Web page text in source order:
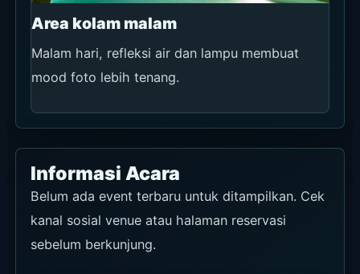
Area kolam malam
Malam hari, refleksi air dan lampu membuat
mood foto lebih tenang.
Informasi Acara
Belum ada event terbaru untuk ditampilkan. Cek
kanal sosial venue atau halaman reservasi
sebelum berkunjung.